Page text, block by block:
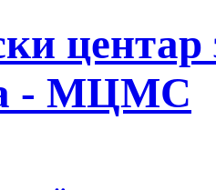
центар
- МЦМС